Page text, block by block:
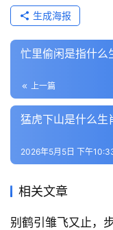
生成海报
忙里偷闲是指什么
上一篇
猛虎下山是什么生
2026年5月5日 下午
相关文章
别鹤引雏飞又止，